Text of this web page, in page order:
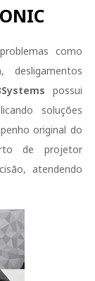
como
possui
soluções
original do
de projetor
atendendo